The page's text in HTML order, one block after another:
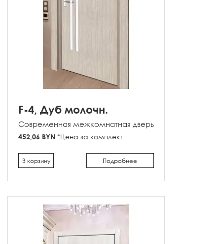
F-4, Дуб молочн.
Современная межкомнатная дверь
452,06 BYN *Цена за комплект
Подробнее
В корзину